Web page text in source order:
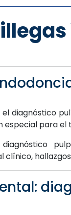
el diagnóstico
especial para
clínico,